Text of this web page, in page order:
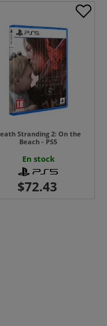
Stranding 2: On the
Beach - PS5
En stock